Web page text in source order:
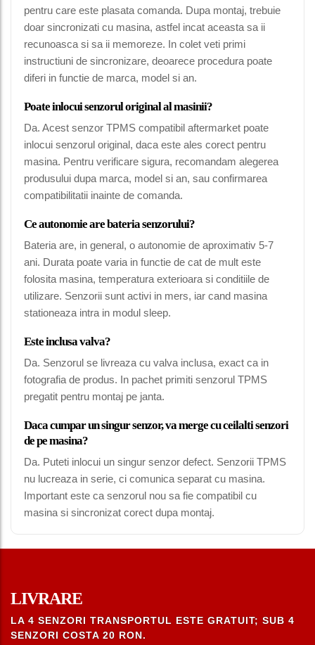
pentru care este plasata comanda. Dupa montaj, trebuie
doar sincronizati cu masina, astfel incat aceasta sa ii
recunoasca si sa ii memoreze. In colet veti primi
instructiuni de sincronizare, deoarece procedura poate
diferi in functie de marca, model si an.
Poate inlocui senzorul original al masinii?
Da. Acest senzor TPMS compatibil aftermarket poate
inlocui senzorul original, daca este ales corect pentru
masina. Pentru verificare sigura, recomandam alegerea
produsului dupa marca, model si an, sau confirmarea
compatibilitatii inainte de comanda.
Ce autonomie are bateria senzorului?
Bateria are, in general, o autonomie de aproximativ 5-7
ani. Durata poate varia in functie de cat de mult este
folosita masina, temperatura exterioara si conditiile de
utilizare. Senzorii sunt activi in mers, iar cand masina
stationeaza intra in modul sleep.
Este inclusa valva?
Da. Senzorul se livreaza cu valva inclusa, exact ca in
fotografia de produs. In pachet primiti senzorul TPMS
pregatit pentru montaj pe janta.
Daca cumpar un singur senzor, va merge cu ceilalti senzori
de pe masina?
Da. Puteti inlocui un singur senzor defect. Senzorii TPMS
nu lucreaza in serie, ci comunica separat cu masina.
Important este ca senzorul nou sa fie compatibil cu
masina si sincronizat corect dupa montaj.
LIVRARE
LA 4 SENZORI TRANSPORTUL ESTE GRATUIT; SUB 4
SENZORI COSTA 20 RON.